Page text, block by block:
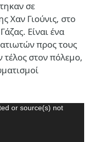
σε
Χαν Γιούνις, στο
Είναι ένα
προς τους
τέλος στον πόλεμο,
or source(s) not